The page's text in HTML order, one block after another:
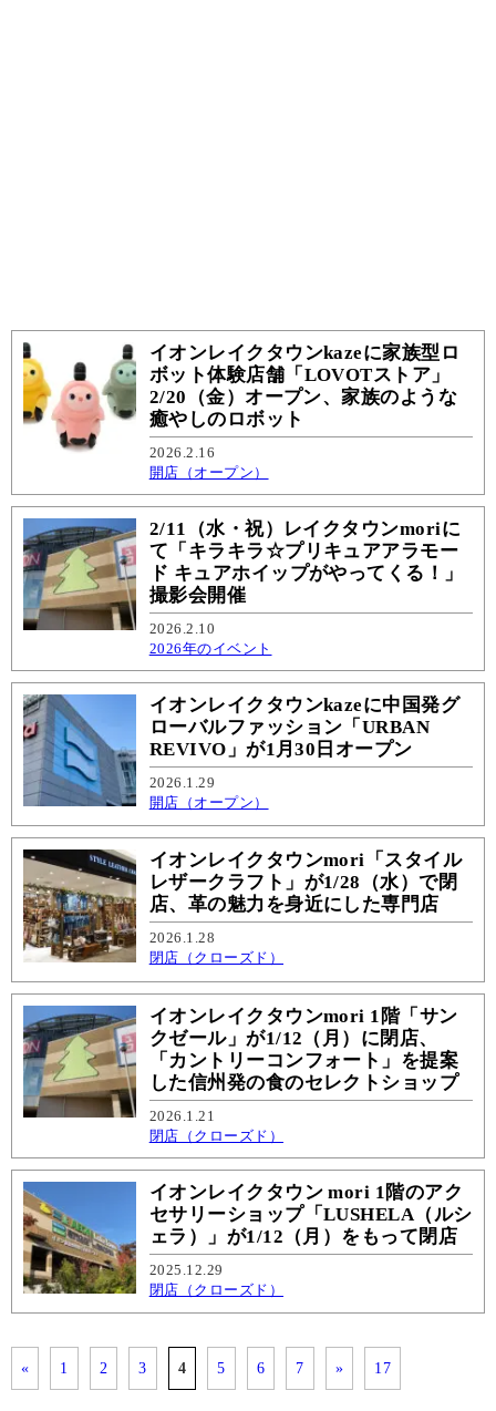
イオンレイクタウンkazeに家族型ロ
ボット体験店舗「LOVOTストア」
2/20（金）オープン、家族のような
癒やしのロボット
2026.2.16
開店（オープン）
2/11（水・祝）レイクタウンmoriに
て「キラキラ☆プリキュアアラモー
ド キュアホイップがやってくる！」
撮影会開催
2026.2.10
2026年のイベント
イオンレイクタウンkazeに中国発グ
ローバルファッション「URBAN
REVIVO」が1月30日オープン
2026.1.29
開店（オープン）
イオンレイクタウンmori「スタイル
レザークラフト」が1/28（水）で閉
店、革の魅力を身近にした専門店
2026.1.28
閉店（クローズド）
イオンレイクタウンmori 1階「サン
クゼール」が1/12（月）に閉店、
「カントリーコンフォート」を提案
した信州発の食のセレクトショップ
2026.1.21
閉店（クローズド）
イオンレイクタウン mori 1階のアク
セサリーショップ「LUSHELA（ルシ
ェラ）」が1/12（月）をもって閉店
2025.12.29
閉店（クローズド）
« 1 2 3 4 5 6 7 » 17